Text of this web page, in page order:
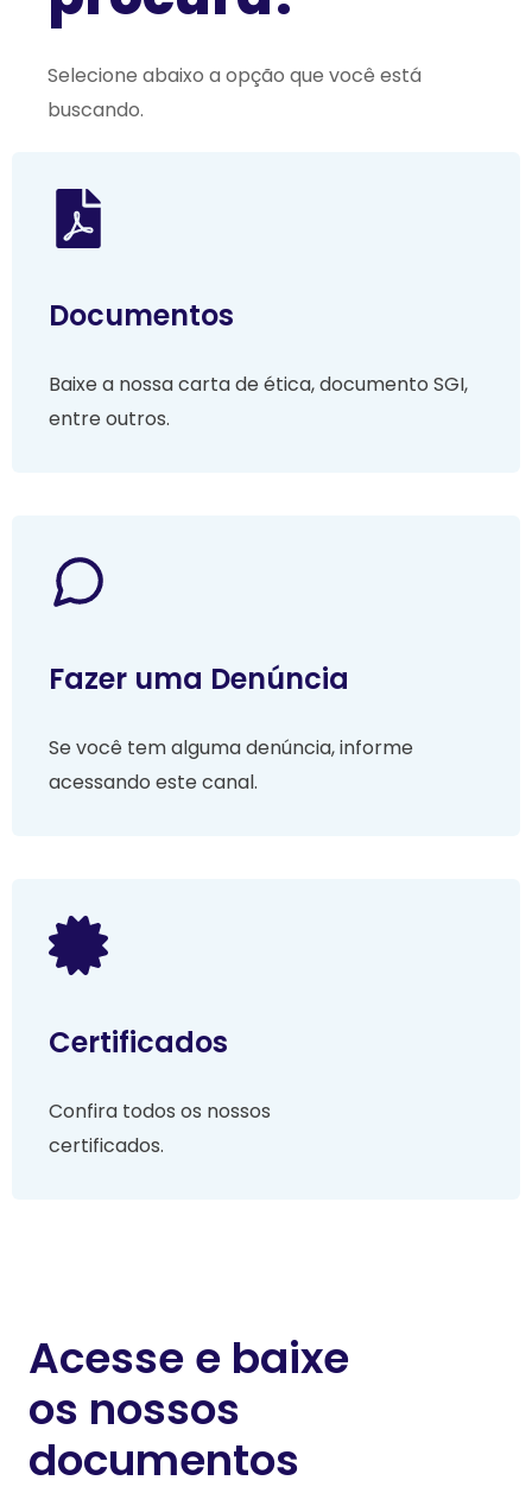
Selecione abaixo a opção que você está
buscando.
Documentos
Baixe a nossa carta de ética, documento SGI,
entre outros.
Fazer uma Denúncia
Se você tem alguma denúncia, informe
acessando este canal.
Certificados
Confira todos os nossos
certificados.
Acesse e baixe
os nossos
documentos